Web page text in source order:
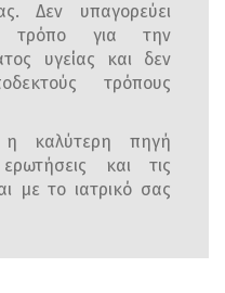
Δεν υπαγορεύει
τρόπο για την
υγείας και δεν
τρόπους
καλύτερη πηγή
και τις
με το ιατρικό σας